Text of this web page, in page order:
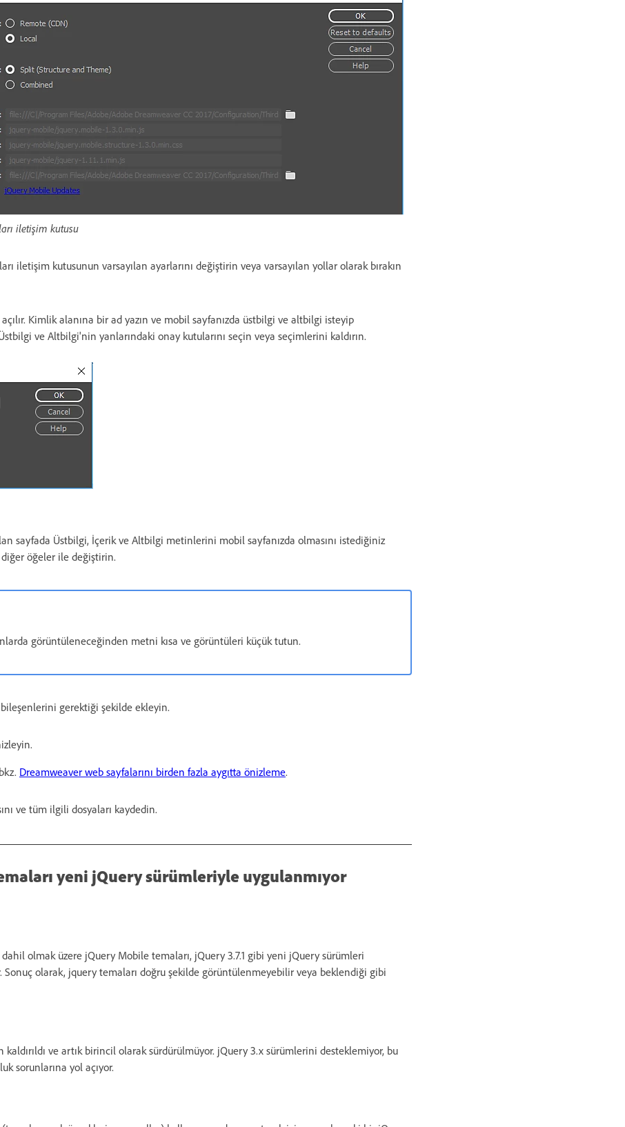
iletişim kutusu
iletişim kutusunun varsayılan ayarlarını değiştirin veya varsayılan yollar olarak bırakın
Kimlik alanına bir ad yazın ve mobil sayfanızda üstbilgi ve altbilgi isteyip
ve Altbilgi'nin yanlarındaki onay kutularını seçin veya seçimlerini kaldırın.
sayfada Üstbilgi, İçerik ve Altbilgi metinlerini mobil sayfanızda olmasını istediğiniz
öğeler ile değiştirin.
görüntüleneceğinden metni kısa ve görüntüleri küçük tutun.
gerektiği şekilde ekleyin.
Dreamweaver web sayfalarını birden fazla aygıtta önizleme.
ve tüm ilgili dosyaları kaydedin.
yeni jQuery sürümleriyle uygulanmıyor
olmak üzere jQuery Mobile temaları, jQuery 3.7.1 gibi yeni jQuery sürümleri
Sonuç olarak, jquery temaları doğru şekilde görüntülenmeyebilir veya beklendiği gibi
ve artık birincil olarak sürdürülmüyor. jQuery 3.x sürümlerini desteklemiyor, bu
sorunlarına yol açıyor.